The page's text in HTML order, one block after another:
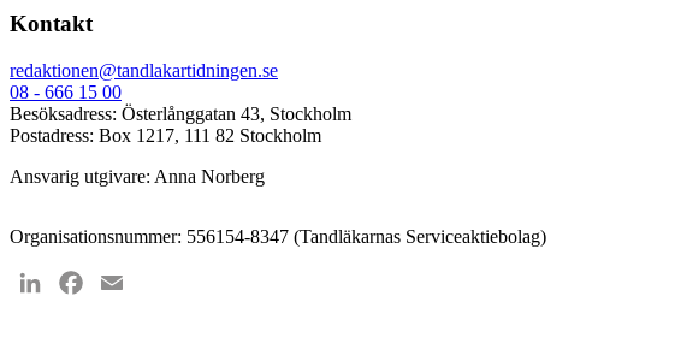
Kontakt
redaktionen@tandlakartidningen.se
08 - 666 15 00
Besöksadress: Österlånggatan 43, Stockholm
Postadress: Box 1217, 111 82 Stockholm
Ansvarig utgivare: Anna Norberg
Organisationsnummer: 556154-8347 (Tandläkarnas Serviceaktiebolag)
LinkedInFacebook